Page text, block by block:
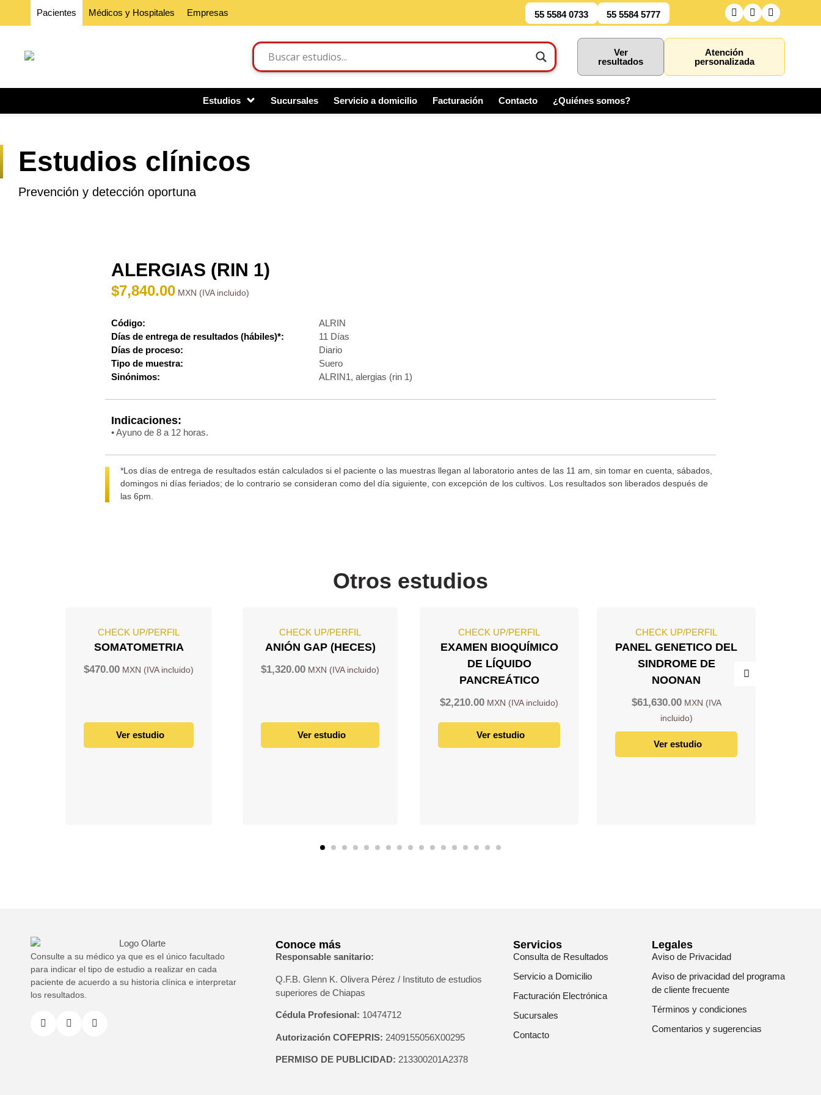
Pacientes Médicos y Hospitales Empresas 55 5584 0733 55 5584 5777
Ver
resultados
Atención
personalizada
Estudios Sucursales Servicio a domicilio Facturación Contacto ¿Quiénes somos?
Estudios clínicos
Prevención y detección oportuna
ALERGIAS (RIN 1)
$7,840.00
Código:
ALRIN
Días de entrega de resultados (hábiles)*:
11 Días
Días de proceso:
Diario
Tipo de muestra:
Suero
Sinónimos:
ALRIN1, alergias (rin 1)
Indicaciones:
• Ayuno de 8 a 12 horas.
*Los días de entrega de resultados están calculados si el paciente o las muestras llegan al laboratorio antes de las 11 am, sin tomar en cuenta, sábados,
domingos ni días feriados; de lo contrario se consideran como del día siguiente, con excepción de los cultivos. Los resultados son liberados después de
las 6pm.
Otros estudios
CHECK UP/PERFIL
SOMATOMETRIA
$470.00
Ver estudio
CHECK UP/PERFIL
ANIÓN GAP (HECES)
$1,320.00
Ver estudio
CHECK UP/PERFIL
EXAMEN BIOQUÍMICO
DE LÍQUIDO
PANCREÁTICO
$2,210.00
Ver estudio
CHECK UP/PERFIL
PANEL GENETICO DEL
SINDROME DE
NOONAN
$61,630.00
Ver estudio
Consulte a su médico ya que es el único facultado
para indicar el tipo de estudio a realizar en cada
paciente de acuerdo a su historia clínica e interpretar
los resultados.
Conoce más
Responsable sanitario:
Q.F.B. Glenn K. Olivera Pérez / Instituto de estudios
superiores de Chiapas
Cédula Profesional: 10474712
Autorización COFEPRIS: 2409155056X00295
PERMISO DE PUBLICIDAD: 213300201A2378
Servicios
Consulta de Resultados
Servicio a Domicilio
Facturación Electrónica
Sucursales
Contacto
Legales
Aviso de Privacidad
Aviso de privacidad del programa
de cliente frecuente
Términos y condiciones
Comentarios y sugerencias